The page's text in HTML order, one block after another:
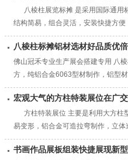
八棱柱展览标摊 是采用国际通用
结构简易，组合灵活，安装快捷方
八棱柱标摊铝材选材好品质优
佛山冠禾专业生产展会搭建专用 八
方，纯铝合金6063型材制作，铝型
宏观大气的方柱特装展位在广
方柱特装展位 主要是利用大方柱
易变形，铝合金可造拉弯制作，立
书画作品展板组装快捷展现新